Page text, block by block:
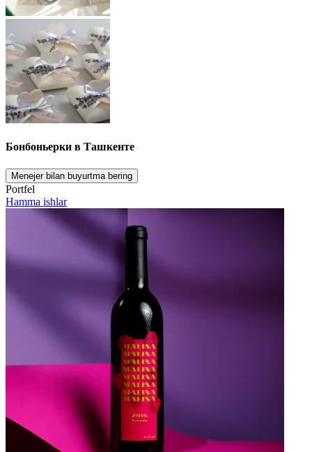
Бонбоньерки в Ташкенте
Menejer bilan buyurtma bering
Portfel
Hamma ishlar